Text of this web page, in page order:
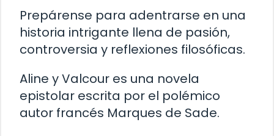
Prepárense para adentrarse en una
historia intrigante llena de pasión,
controversia y reflexiones filosóficas.
Aline y Valcour es una novela
epistolar escrita por el polémico
autor francés Marques de Sade.